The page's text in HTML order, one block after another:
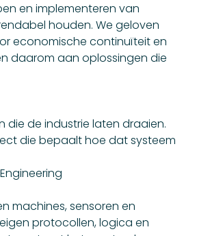
en implementeren van
houden. We geloven
economische continuïteit en
daarom aan oplossingen die
die de industrie laten draaien.
die bepaalt hoe dat systeem
machines, sensoren en
protocollen, logica en